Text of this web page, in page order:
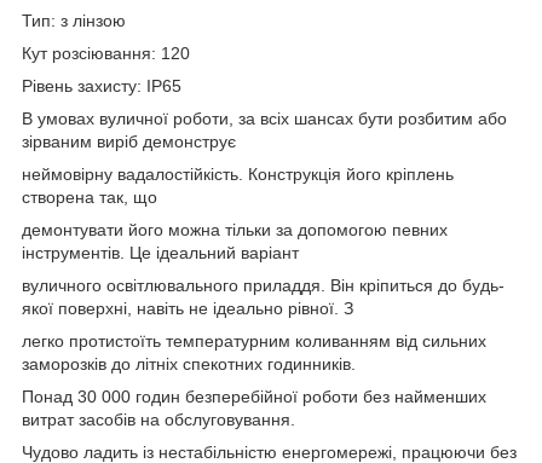
Тип: з лінзою
Кут розсіювання: 120
Рівень захисту: ІР65
В умовах вуличної роботи, за всіх шансах бути розбитим або
зірваним виріб демонструє
неймовірну вадалостійкість. Конструкція його кріплень
створена так, що
демонтувати його можна тільки за допомогою певних
інструментів. Це ідеальний варіант
вуличного освітлювального приладдя. Він кріпиться до будь-
якої поверхні, навіть не ідеально рівної. З
легко протистоїть температурним коливанням від сильних
заморозків до літніх спекотних годинників.
Понад 30 000 годин безперебійної роботи без найменших
витрат засобів на обслуговування.
Чудово ладить із нестабільністю енергомережі, працюючи без